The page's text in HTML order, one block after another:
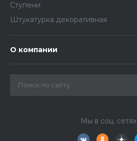
Ступени
Штукатурка декоративная
О компании
Мы в соц. сетях